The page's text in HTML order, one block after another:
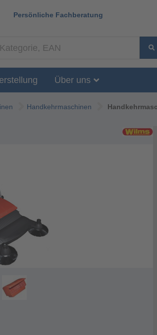
Persönliche Fachberatung
Über uns
Handkehrmaschinen